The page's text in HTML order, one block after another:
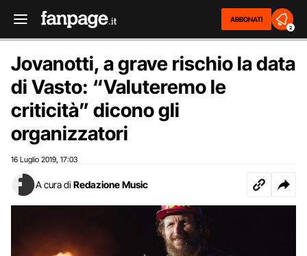
ABBONATI
2
Jovanotti, a grave rischio la data
di Vasto: “Valuteremo le
criticità” dicono gli
organizzatori
16 Luglio 2019 17:03
A cura di Redazione Music